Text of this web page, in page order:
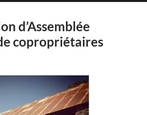
d’Assemblée
copropriétaires